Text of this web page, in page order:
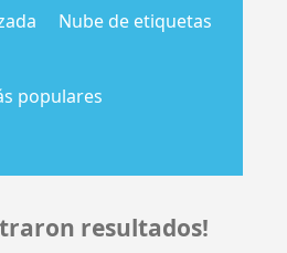
Nube de etiquetas
populares
resultados!